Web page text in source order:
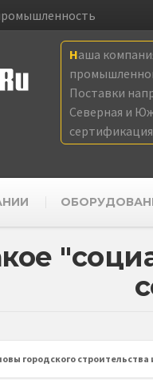
Наша
Поставки
Северная и
городского строительства